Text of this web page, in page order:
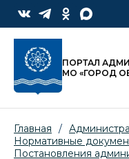
ПОРТАЛ
МО «ГОРОД
Главная /
Нормативные
Постановления